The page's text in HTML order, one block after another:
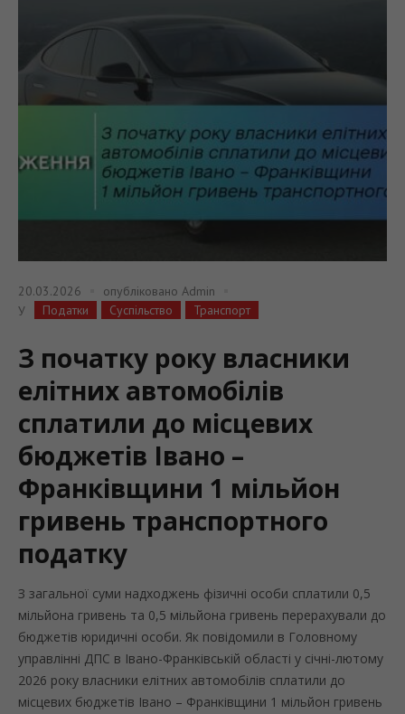
20.03.2026 опубліковано Admin
У
Податки Суспільство Транспорт
З початку року власники
елітних автомобілів
сплатили до місцевих
бюджетів Івано –
Франківщини 1 мільйон
гривень транспортного
податку
З загальної суми надходжень фізичні особи сплатили 0,5
мільйона гривень та 0,5 мільйона гривень перерахували до
бюджетів юридичні особи. Як повідомили в Головному
управлінні ДПС в Івано-Франківській області у січні-лютому
2026 року власники елітних автомобілів сплатили до
місцевих бюджетів Івано – Франківщини 1 мільйон гривень